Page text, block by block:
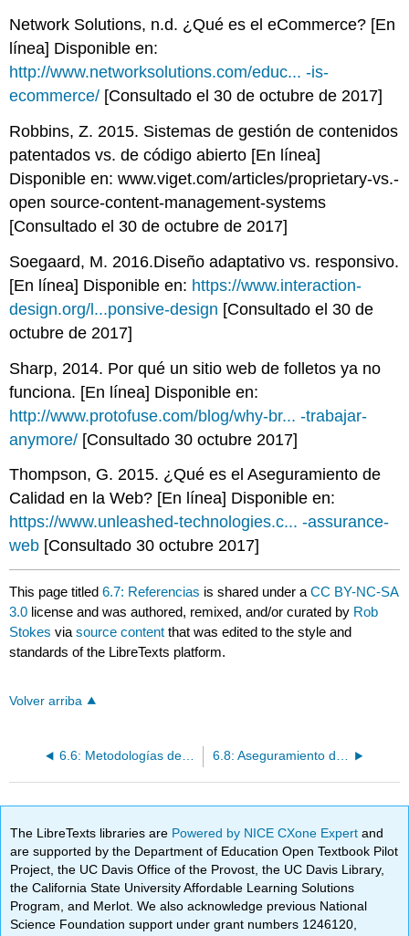
Network Solutions, n.d. ¿Qué es el eCommerce? [En
línea] Disponible en:
http://www.networksolutions.com/educ... -is-
ecommerce/ [Consultado el 30 de octubre de 2017]
Robbins, Z. 2015. Sistemas de gestión de contenidos
patentados vs. de código abierto [En línea]
Disponible en: www.viget.com/articles/proprietary-vs.-
open source-content-management-systems
[Consultado el 30 de octubre de 2017]
Soegaard, M. 2016.Diseño adaptativo vs. responsivo.
[En línea] Disponible en: https://www.interaction-
design.org/l...ponsive-design [Consultado el 30 de
octubre de 2017]
Sharp, 2014. Por qué un sitio web de folletos ya no
funciona. [En línea] Disponible en:
http://www.protofuse.com/blog/why-br... -trabajar-
anymore/ [Consultado 30 octubre 2017]
Thompson, G. 2015. ¿Qué es el Aseguramiento de
Calidad en la Web? [En línea] Disponible en:
https://www.unleashed-technologies.c... -assurance-
web [Consultado 30 octubre 2017]
This page titled6.7: Referencias is shared under aCC BY-NC-SA
3.0 license and was authored, remixed, and/or curated by Rob
Stokes viasource content that was edited to the style and
standards of the LibreTexts platform.
Volver arriba
6.6: Metodologías de desarrollo 6.8: Aseguramiento de la calidad
The LibreTexts libraries are Powered by NICE CXone Expertand
are supported by the Department of Education Open Textbook Pilot
Project, the UC Davis Office of the Provost, the UC Davis Library,
the California State University Affordable Learning Solutions
Program, and Merlot. We also acknowledge previous National
Science Foundation support under grant numbers 1246120,